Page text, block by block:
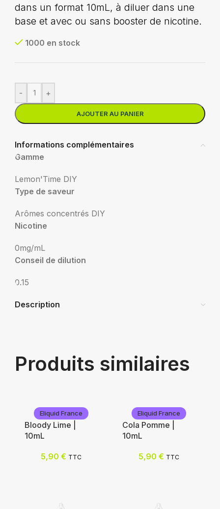
dans un format 10mL, à diluer dans une
base et avec ou sans booster de nicotine.
1000 en stock
- +
AJOUTER AU PANIER
Informations complémentaires
Gamme
Lemon'Time DIY
Type de saveur
Arômes concentrés DIY
Nicotine
0mg/mL
Conseil de dilution
0.15
Description
Produits similaires
Eliquid France
Bloody Lime |
10mL
5,90 € TTC
Eliquid France
Cola Pomme |
10mL
5,90 € TTC